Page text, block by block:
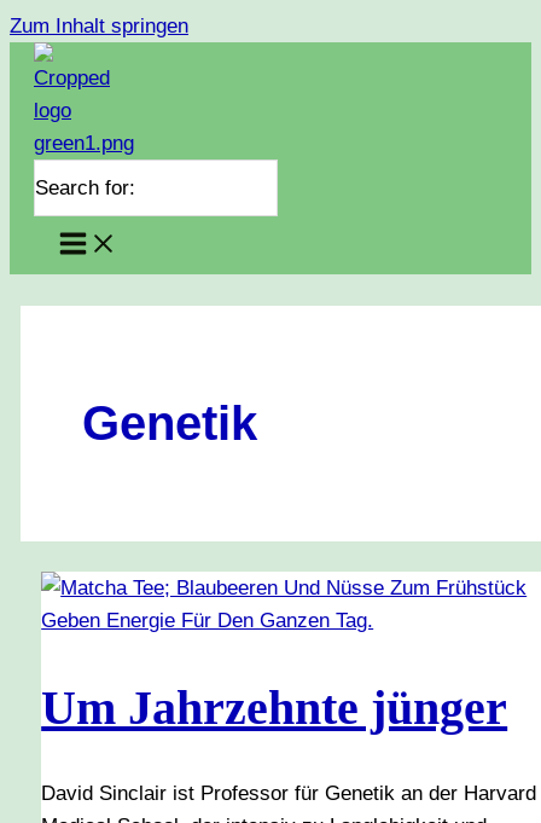
Zum Inhalt springen
Search for:
Genetik
Um Jahrzehnte jünger
David Sinclair ist Professor für Genetik an der Harvard